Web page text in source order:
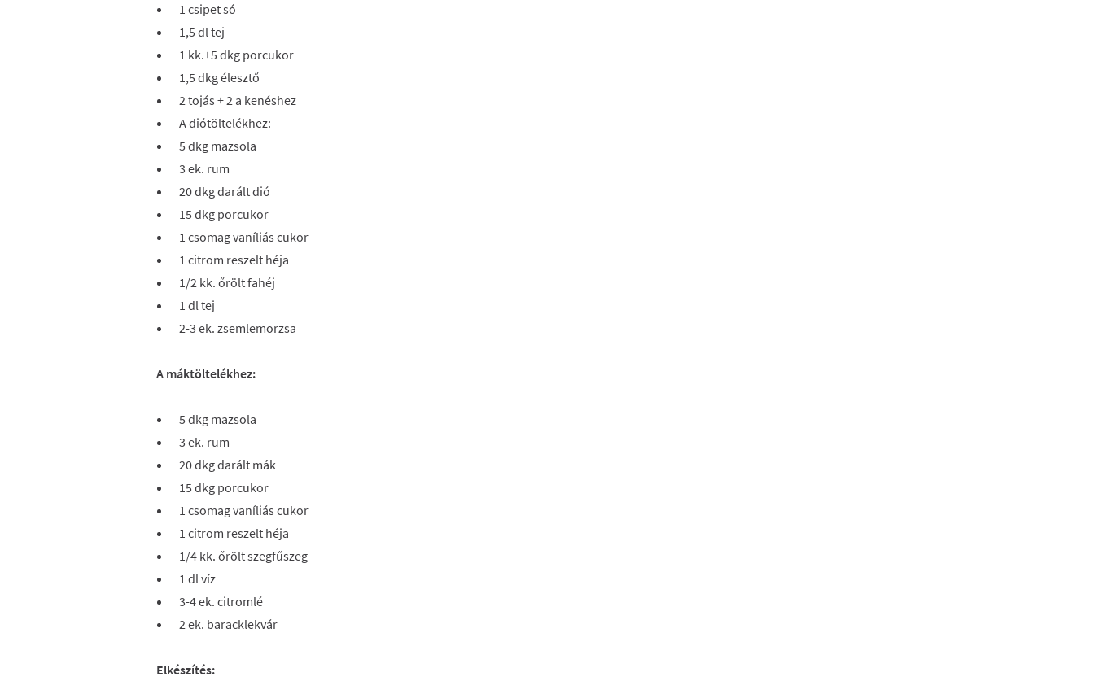
1 csipet só
1,5 dl tej
1 kk.+5 dkg porcukor
1,5 dkg élesztő
2 tojás + 2 a kenéshez
A diótöltelékhez:
5 dkg mazsola
3 ek. rum
20 dkg darált dió
15 dkg porcukor
1 csomag vaníliás cukor
1 citrom reszelt héja
1/2 kk. őrölt fahéj
1 dl tej
2-3 ek. zsemlemorzsa
A máktöltelékhez:
5 dkg mazsola
3 ek. rum
20 dkg darált mák
15 dkg porcukor
1 csomag vaníliás cukor
1 citrom reszelt héja
1/4 kk. őrölt szegfűszeg
1 dl víz
3-4 ek. citromlé
2 ek. baracklekvár
Elkészítés: